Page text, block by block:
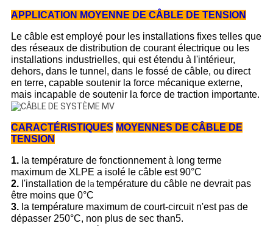
APPLICATION MOYENNE DE CÂBLE DE TENSION
Le câble est employé pour les installations fixes telles que
des réseaux de distribution de courant électrique ou les
installations industrielles, qui est étendu à l'intérieur,
dehors, dans le tunnel, dans le fossé de câble, ou direct
en terre, capable soutenir la force mécanique externe,
mais incapable de soutenir la force de traction importante.
CARACTÉRISTIQUES MOYENNES DE CÂBLE DE
TENSION
1. la température de fonctionnement à long terme
maximum de XLPE a isolé le câble est 90°C
2. l'installation delatempérature du câble ne devrait pas
être moins que 0°C
3. la température maximum de court-circuit n'est pas de
dépasser 250°C, non plus de sec than5.